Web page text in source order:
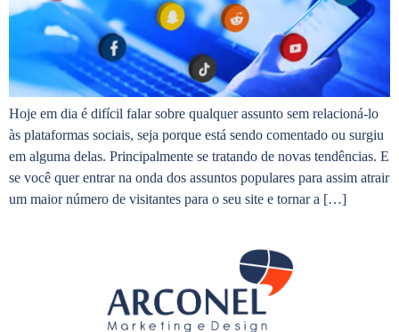
Hoje em dia é difícil falar sobre qualquer assunto sem relacioná-lo
às plataformas sociais, seja porque está sendo comentado ou surgiu
em alguma delas. Principalmente se tratando de novas tendências. E
se você quer entrar na onda dos assuntos populares para assim atrair
um maior número de visitantes para o seu site e tornar a […]